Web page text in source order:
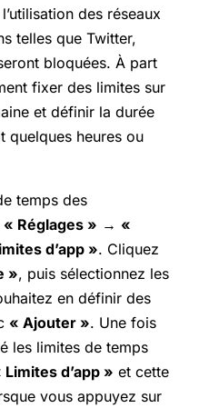
des réseaux
telles que Twitter,
bloquées. À part
fixer des limites sur
et définir la durée
quelques heures ou
temps des
« Réglages » → «
d’app ». Cliquez
», puis sélectionnez les
en définir des
« Ajouter ». Une fois
les limites de temps
Limites d’app » et cette
vous appuyez sur